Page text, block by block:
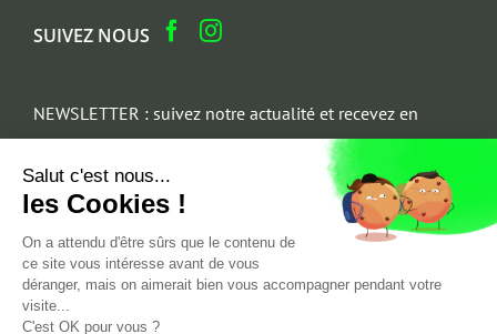
SUIVEZ NOUS
NEWSLETTER : suivez notre actualité et recevez en
cadeau un parcours architectural du Marais
Email
Salut c'est nous...
les Cookies !
On a attendu d'être sûrs que le contenu de
ce site vous intéresse avant de vous
déranger, mais on aimerait bien vous accompagner pendant votre
visite...
C'est OK pour vous ?